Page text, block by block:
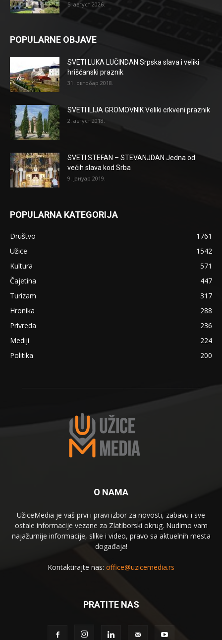
5. август 2026.
POPULARNE OBJAVE
SVETI LUKA LUČINDAN Srpska slava i veliki
hrišćanski praznik
31. октобар 2018.
SVETI ILIJA GROMOVNIK Veliki crkveni praznik
2. август 2018.
SVETI STEFAN – STEVANJDAN Jedna od
većih slava kod Srba
9. јануар 2019.
POPULARNA KATEGORIJA
Društvo
1761
Užice
1542
Kultura
571
Čajetina
447
Turizam
317
Hronika
288
Privreda
236
Mediji
224
Politika
200
O NAMA
UžiceMedia je vaš prvi i pravi izbor za novosti, zabavu i sve
ostale informacije vezane za Zlatiborski okrug. Nudimo vam
najažurnije informacije, slike i video, pravo sa aktuelnih mesta
događaja!
Kontaktirajte nas: office@uzicemedia.rs
PRATITE NAS